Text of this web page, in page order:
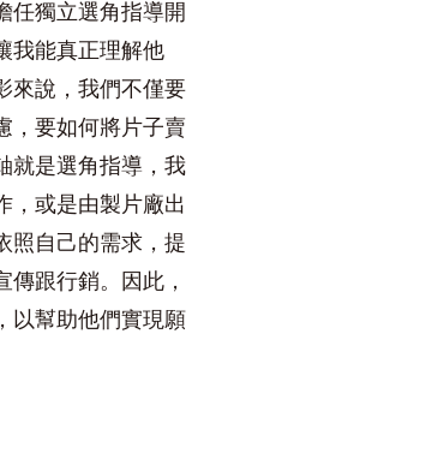
任獨立選角指導開
我能真正理解他
來說，我們不僅要
，要如何將片子賣
就是選角指導，我
，或是由製片廠出
照自己的需求，提
跟行銷。因此，
以幫助他們實現願